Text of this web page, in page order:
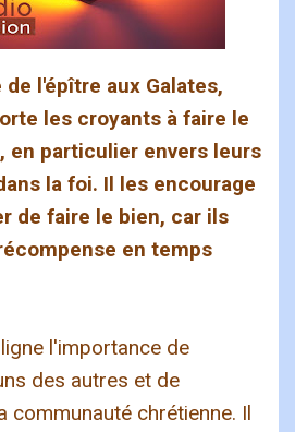
de l'épître aux Galates,
les croyants à faire le
en particulier envers leurs
la foi. Il les encourage
de faire le bien, car ils
en temps
l'importance de
des autres et de
communauté chrétienne. Il